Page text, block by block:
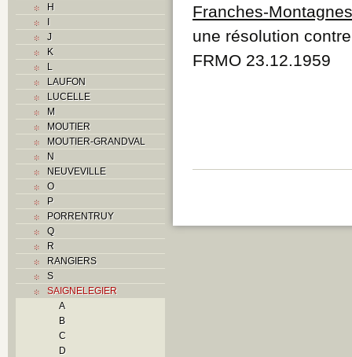
H
I
J
K
L
LAUFON
LUCELLE
M
MOUTIER
MOUTIER-GRANDVAL
N
NEUVEVILLE
O
P
PORRENTRUY
Q
R
RANGIERS
S
SAIGNELEGIER
A
B
C
D
Franches-Montagnes
une résolution
FRMO 23.12.1959